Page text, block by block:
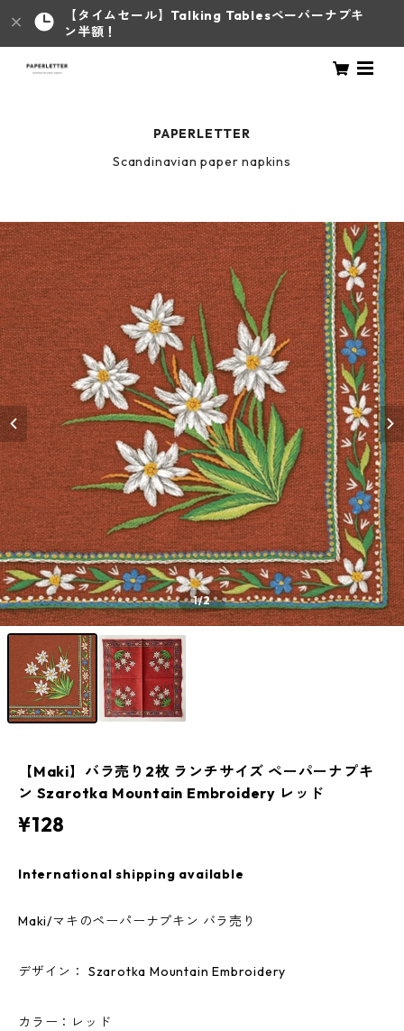
【タイムセール】Talking Tablesペーパーナプキ
ン半額！
PAPERLETTER
Scandinavian paper napkins
1/2
【Maki】バラ売り2枚 ランチサイズ ペーパーナプキ
ン Szarotka Mountain Embroidery レッド
¥128
International shipping available
Maki/マキのペーパーナプキン バラ売り
デザイン： Szarotka Mountain Embroidery
カラー：レッド